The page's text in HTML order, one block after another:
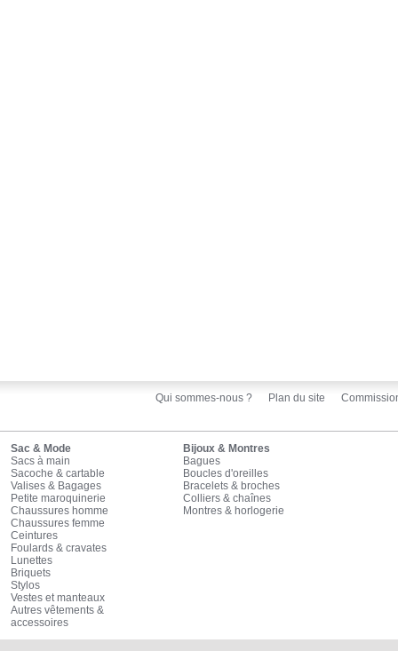
Qui sommes-nous ? Plan du site
Sac & Mode
Sacs à main
Sacoche & cartable
Valises & Bagages
Petite maroquinerie
Chaussures homme
Chaussures femme
Ceintures
Foulards & cravates
Lunettes
Briquets
Stylos
Vestes et manteaux
Autres vêtements &
accessoires
Bijoux & Montres
Bagues
Boucles d'oreilles
Bracelets & broches
Colliers & chaînes
Montres & horlogerie